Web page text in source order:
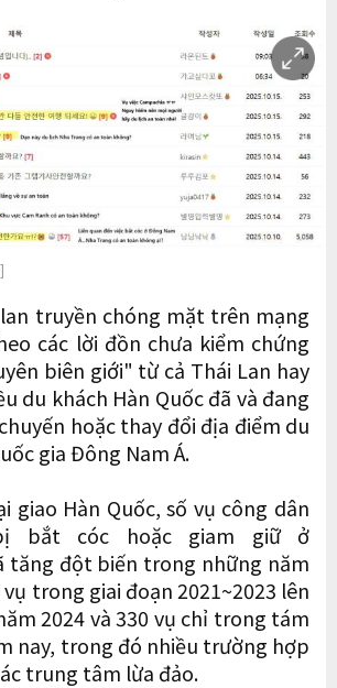
truyền chóng mặt trên mạng
các lời đồn chưa kiểm chứng
biên giới" từ cả Thái Lan hay
du khách Hàn Quốc đã và đang
hoặc thay đổi địa điểm du
gia Đông Nam Á.
giao Hàn Quốc, số vụ công dân
bắt cóc hoặc giam giữ ở
tăng đột biến trong những năm
trong giai đoạn 2021~2023 lên
2024 và 330 vụ chỉ trong tám
nay, trong đó nhiều trường hợp
trung tâm lừa đảo.